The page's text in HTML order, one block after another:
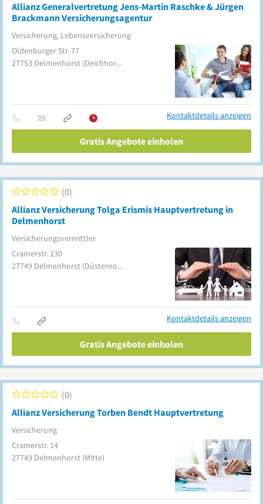
Allianz Generalvertretung Jens-Martin Raschke & Jürgen
Brackmann Versicherungsagentur
Versicherung, Lebensversicherung
Oldenburger Str. 77
27753 Delmenhorst (Deichhorst)
Kontaktdetails anzeigen
Gratis Angebote einholen
Allianz Versicherung Tolga Erismis Hauptvertretung in
Delmenhorst
Versicherungsvermittler
0
Cramerstr. 130
27749 Delmenhorst (Düsternort)
Kontaktdetails anzeigen
Gratis Angebote einholen
Allianz Versicherung Torben Bendt Hauptvertretung
Versicherung
0
Cramerstr. 14
27749 Delmenhorst (Mitte)